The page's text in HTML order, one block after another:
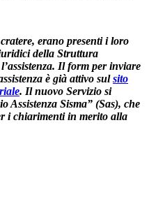
erano presenti i loro
della Struttura
Il form per inviare
è già attivo sulsito
. Il nuovo Servizio si
Assistenza Sisma” (Sas), che
i chiarimenti in merito alla